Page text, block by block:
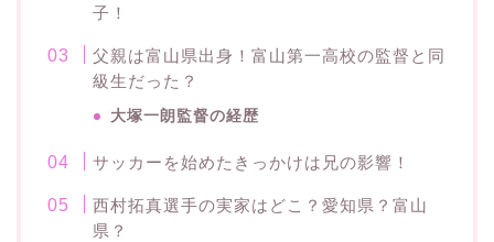
子！
父親は富山県出身！富山第一高校の監督と同
級生だった？
大塚一朗監督の経歴
サッカーを始めたきっかけは兄の影響！
西村拓真選手の実家はどこ？愛知県？富山
県？